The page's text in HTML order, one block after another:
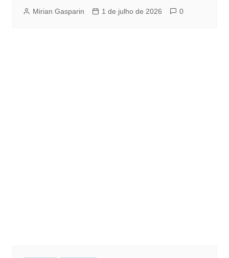
Mirian Gasparin 1 de julho de 2026 0